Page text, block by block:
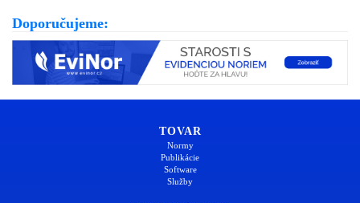
Doporučujeme:
TOVAR
Normy
Publikácie
Software
Služby